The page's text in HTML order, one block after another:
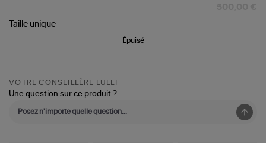
Black
Taille unique
Épuisé
VOTRE CONSEILLÈRE LULLI
Une question sur ce produit ?